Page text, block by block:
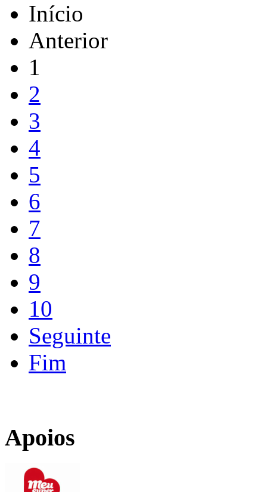
Início
Anterior
1
2
3
4
5
6
7
8
9
10
Seguinte
Fim
Apoios